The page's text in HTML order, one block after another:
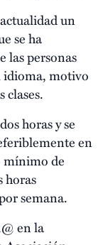
un
se ha
las personas
idioma, motivo
clases.
horas y se
en
mínimo de
horas
semana.
en la